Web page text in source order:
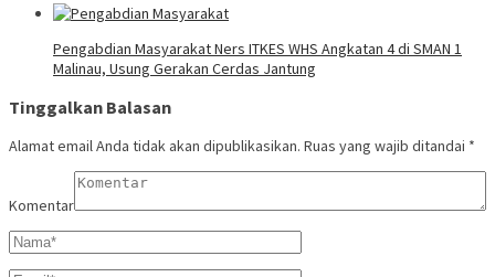
Pengabdian Masyarakat Ners ITKES WHS Angkatan 4 di SMAN 1
Malinau, Usung Gerakan Cerdas Jantung
Tinggalkan Balasan
Alamat email Anda tidak akan dipublikasikan. Ruas yang wajib ditandai *
Komentar